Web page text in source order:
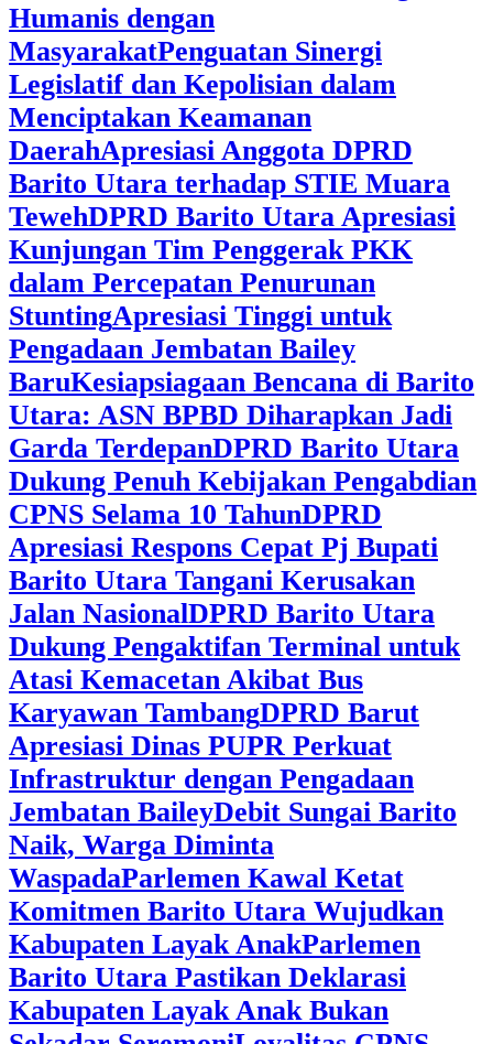
Humanis dengan
MasyarakatPenguatan Sinergi
Legislatif dan Kepolisian dalam
Menciptakan Keamanan
DaerahApresiasi Anggota DPRD
Barito Utara terhadap STIE Muara
TewehDPRD Barito Utara Apresiasi
Kunjungan Tim Penggerak PKK
dalam Percepatan Penurunan
StuntingApresiasi Tinggi untuk
Pengadaan Jembatan Bailey
BaruKesiapsiagaan Bencana di Barito
Utara: ASN BPBD Diharapkan Jadi
Garda TerdepanDPRD Barito Utara
Dukung Penuh Kebijakan Pengabdian
CPNS Selama 10 TahunDPRD
Apresiasi Respons Cepat Pj Bupati
Barito Utara Tangani Kerusakan
Jalan NasionalDPRD Barito Utara
Dukung Pengaktifan Terminal untuk
Atasi Kemacetan Akibat Bus
Karyawan TambangDPRD Barut
Apresiasi Dinas PUPR Perkuat
Infrastruktur dengan Pengadaan
Jembatan BaileyDebit Sungai Barito
Naik, Warga Diminta
WaspadaParlemen Kawal Ketat
Komitmen Barito Utara Wujudkan
Kabupaten Layak AnakParlemen
Barito Utara Pastikan Deklarasi
Kabupaten Layak Anak Bukan